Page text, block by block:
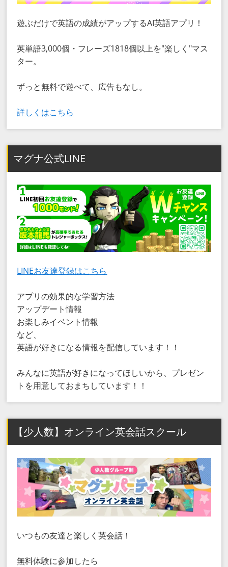
遊ぶだけで英語の成績がアップするAI英語アプリ！
英単語3,000個・フレーズ1818個以上を"楽しく"マス
ター。
ずっと無料で遊べて、広告もなし。
詳しくはこちら
マグナ公式LINE
LINEお友達登録はこちら
アプリの効果的な学習方法
アップデート情報
お楽しみイベント情報
など、
英語が好きになる情報を配信しています！！
みんなに英語が好きになってほしいから、プレゼン
トを用意しておまちしています！！
【少人数】オンライン英会話スクール
いつもの友達と楽しく英会話！
無料体験に参加したら